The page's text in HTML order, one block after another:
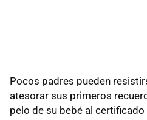
Pocos padres pueden
atesorar sus primeros
pelo de su bebé al